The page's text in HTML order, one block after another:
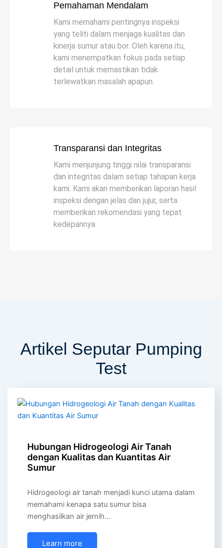
Pemahaman Mendalam
Kami memahami pentingnya inspeksi
yang teliti dalam menjaga kualitas dan
kinerja sumur atau bor. Oleh karena itu,
kami menempatkan fokus pada setiap
detail untuk memastikan tidak
terlewatkan masalah apapun.
Transparansi dan Integritas
Kami menjunjung tinggi nilai transparansi
dan integritas dalam setiap tahapan kerja
kami. Kami akan memberikan laporan hasil
inspeksi dengan jelas dan jujur, serta
memberikan rekomendasi yang tepat
kedepannya.
Artikel Seputar Pumping
Test
Hubungan Hidrogeologi Air Tanah
dengan Kualitas dan Kuantitas Air
Sumur
Hidrogeologi air tanah menjadi kunci utama dalam
memahami kenapa satu sumur bisa
menghasilkan air jernih…
Learn more